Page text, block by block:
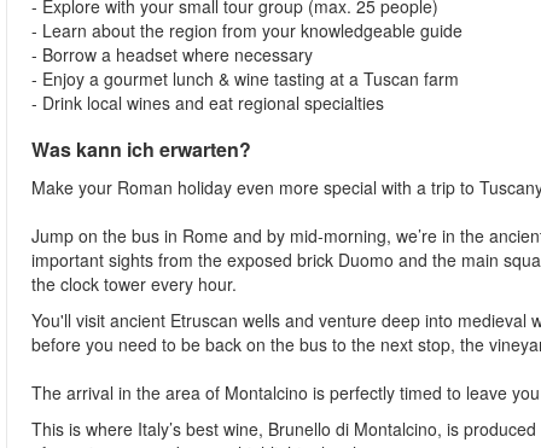
- Explore with your small tour group (max. 25 people)
- Learn about the region from your knowledgeable guide
- Borrow a headset where necessary
- Enjoy a gourmet lunch & wine tasting at a Tuscan farm
- Drink local wines and eat regional specialties
Was kann ich erwarten?
Make your Roman holiday even more special with a trip to
Jump on the bus in Rome and by mid-morning, we’re in the
important sights from the exposed brick Duomo and the main
the clock tower every hour.
You'll visit ancient Etruscan wells and venture deep into
before you need to be back on the bus to the next stop, the
The arrival in the area of Montalcino is perfectly timed to leave you
This is where Italy’s best wine, Brunello di Montalcino, is